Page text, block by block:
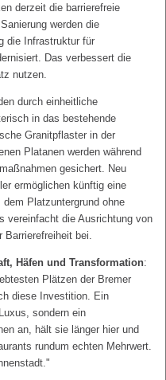
derzeit die barrierefreie
werden die
die Infrastruktur für
Das verbessert die
nutzen.
durch einheitliche
in das bestehende
Granitpflaster in der
Platanen werden während
gesichert. Neu
ermöglichen künftig eine
Platzuntergrund ohne
vereinfacht die Ausrichtung von
Barrierefreiheit bei.
Häfen und Transformation:
Plätzen der Bremer
diese Investition. Ein
sondern ein
an, hält sie länger hier und
rundum echten Mehrwert.